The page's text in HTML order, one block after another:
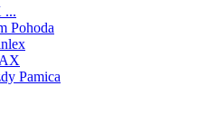
...
Pohoda
Pamica